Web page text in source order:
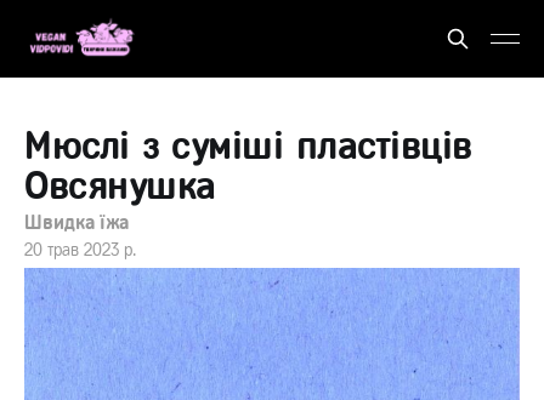
Мюслі з суміші пластівців
Овсянушка
Швидка їжа
20 трав 2023 р.